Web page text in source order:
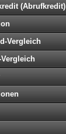
(Abrufkredit)
Vergleich